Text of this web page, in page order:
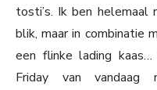
tosti’s. Ik ben helemaal
blik, maar in combinatie
een flinke lading
Friday van